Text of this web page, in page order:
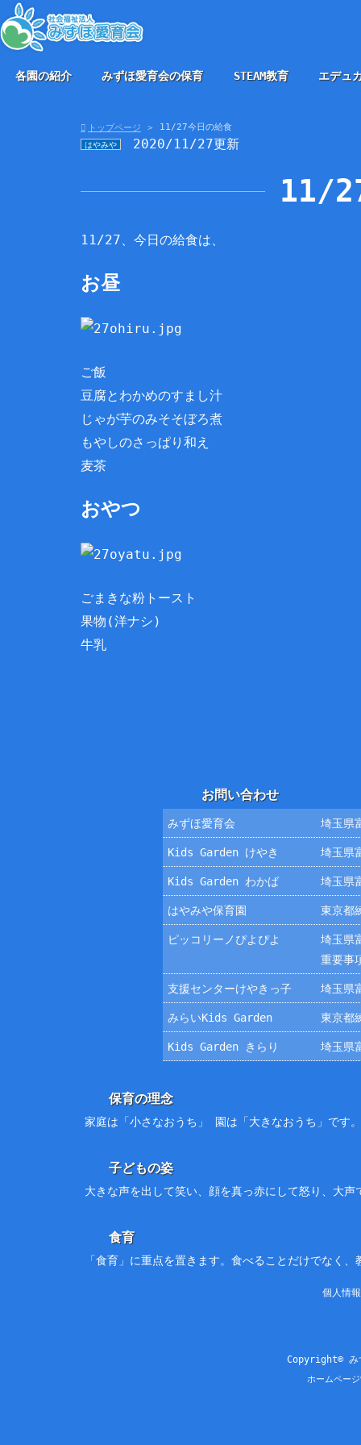
各園の紹介 みずほ愛育会の保育 STEAM教育 エデュ
トップページ 11/27今日の給食
はやみや 2020/11/27更新
11/
11/27、今日の給食は、
お昼
ご飯
豆腐とわかめのすまし汁
じゃが芋のみそそぼろ煮
もやしのさっぱり和え
麦茶
おやつ
ごまきな粉トースト
果物(洋ナシ)
牛乳
お問い合わせ
みずほ愛育会 埼玉県
Kids Garden けやき 埼玉県
Kids Garden わかば 埼玉県
はやみや保育園 東京都
ピッコリーノぴよぴよ
埼玉県
重要事
支援センターけやきっ子 埼玉県
みらいKids Garden 東京都
Kids Garden きらり 埼玉県
保育の理念
家庭は「小さなおうち」 園は「大きなおうち」です
子どもの姿
大きな声を出して笑い、顔を真っ赤にして怒り、大
食育
「食育」に重点を置きます。食べることだけでなく
個人情
Copyright© み
ホームペー